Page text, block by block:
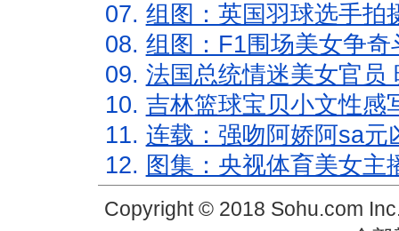
07. 组图：英国羽球选手拍
08. 组图：F1围场美女争
09. 法国总统情迷美女官员
10. 吉林篮球宝贝小文性感
11. 连载：强吻阿娇阿sa元
12. 图集：央视体育美女主
Copyright © 2018 Sohu.com